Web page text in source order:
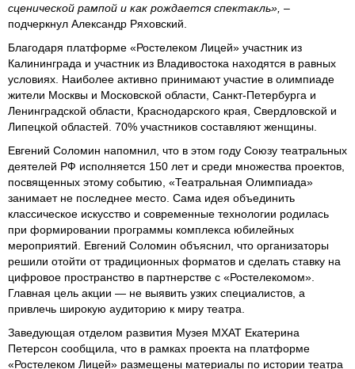
сценической рампой и как рождается спектакль», –
подчеркнул Александр Ряховский.
Благодаря платформе «Ростелеком Лицей» участник из
Калининграда и участник из Владивостока находятся в равных
условиях. Наиболее активно принимают участие в олимпиаде
жители Москвы и Московской области, Санкт-Петербурга и
Ленинградской области, Краснодарского края, Свердловской и
Липецкой областей. 70% участников составляют женщины.
Евгений Соломин напомнил, что в этом году Союзу театральных
деятелей РФ исполняется 150 лет и среди множества проектов,
посвященных этому событию, «Театральная Олимпиада»
занимает не последнее место. Сама идея объединить
классическое искусство и современные технологии родилась
при формировании программы комплекса юбилейных
мероприятий. Евгений Соломин объяснил, что организаторы
решили отойти от традиционных форматов и сделать ставку на
цифровое пространство в партнерстве с «Ростелекомом».
Главная цель акции — не выявить узких специалистов, а
привлечь широкую аудиторию к миру театра.
Заведующая отделом развития Музея МХАТ Екатерина
Петерсон сообщила, что в рамках проекта на платформе
«Ростелеком Лицей» размещены материалы по истории театра